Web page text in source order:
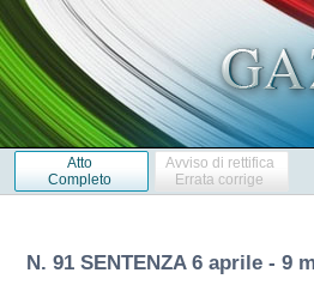
Atto
Completo
Avviso di rettifica
Errata corrige
N. 91 SENTENZA 6 aprile - 9